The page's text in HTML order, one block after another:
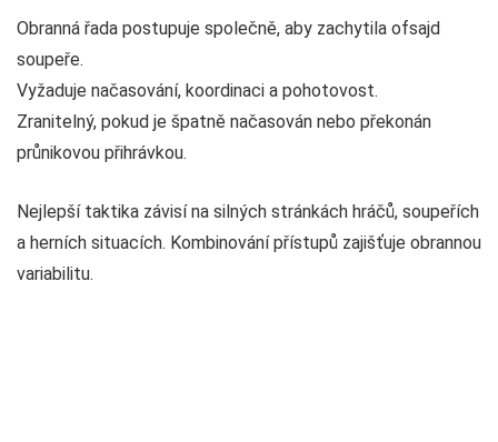
Obranná řada postupuje společně, aby zachytila ofsajd
soupeře.
Vyžaduje načasování, koordinaci a pohotovost.
Zranitelný, pokud je špatně načasován nebo překonán
průnikovou přihrávkou.
Nejlepší taktika závisí na silných stránkách hráčů, soupeřích
a herních situacích. Kombinování přístupů zajišťuje obrannou
variabilitu.